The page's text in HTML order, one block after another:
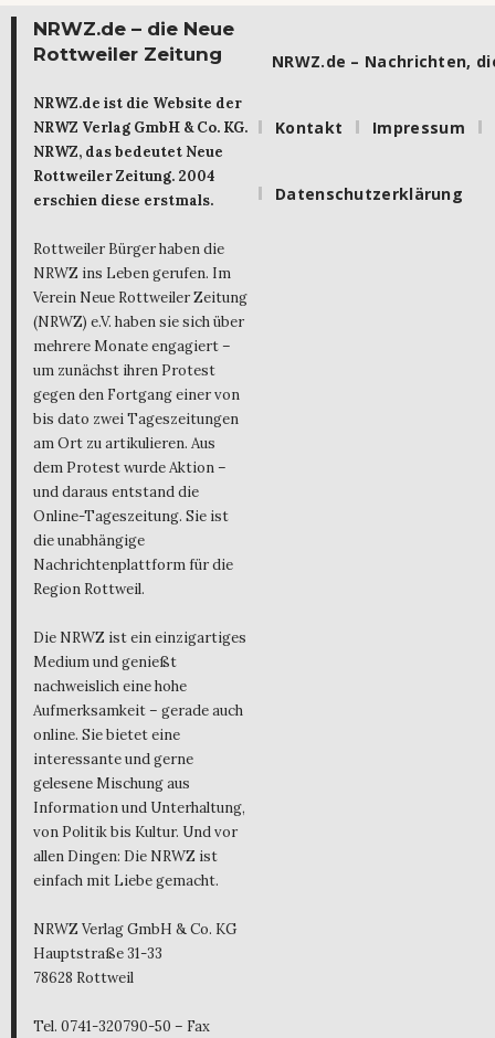
NRWZ.de – die Neue
Rottweiler Zeitung
NRWZ.de ist die Website der
NRWZ Verlag GmbH & Co. KG.
NRWZ, das bedeutet Neue
Rottweiler Zeitung. 2004
erschien diese erstmals.
Rottweiler Bürger haben die
NRWZ ins Leben gerufen. Im
Verein Neue Rottweiler Zeitung
(NRWZ) e.V. haben sie sich über
mehrere Monate engagiert –
um zunächst ihren Protest
gegen den Fortgang einer von
bis dato zwei Tageszeitungen
am Ort zu artikulieren. Aus
dem Protest wurde Aktion –
und daraus entstand die
Online-Tageszeitung. Sie ist
die unabhängige
Nachrichtenplattform für die
Region Rottweil.
Die NRWZ ist ein einzigartiges
Medium und genießt
nachweislich eine hohe
Aufmerksamkeit – gerade auch
online. Sie bietet eine
interessante und gerne
gelesene Mischung aus
Information und Unterhaltung,
von Politik bis Kultur. Und vor
allen Dingen: Die NRWZ ist
einfach mit Liebe gemacht.
NRWZ Verlag GmbH & Co. KG
Hauptstraße 31-33
78628 Rottweil
Tel. 0741-320790-50 – Fax
NRWZ.de – Nachrichten,
Kontakt Impressum
Datenschutzerklärung